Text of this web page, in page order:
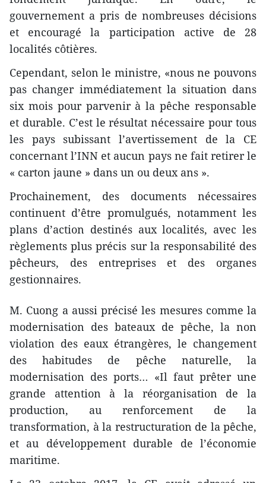
gouvernement a pris de nombreuses décisions
et encouragé la participation active de 28
localités côtières.
Cependant, selon le ministre, «nous ne pouvons
pas changer immédiatement la situation dans
six mois pour parvenir à la pêche responsable
et durable. C’est le résultat nécessaire pour tous
les pays subissant l’avertissement de la CE
concernant l’INN et aucun pays ne fait retirer le
« carton jaune » dans un ou deux ans ».
Prochainement, des documents nécessaires
continuent d’être promulgués, notamment les
plans d’action destinés aux localités, avec les
règlements plus précis sur la responsabilité des
pêcheurs, des entreprises et des organes
gestionnaires.
M. Cuong a aussi précisé les mesures comme la
modernisation des bateaux de pêche, la non
violation des eaux étrangères, le changement
des habitudes de pêche naturelle, la
modernisation des ports… «Il faut prêter une
grande attention à la réorganisation de la
production, au renforcement de la
transformation, à la restructuration de la pêche,
et au développement durable de l’économie
maritime.